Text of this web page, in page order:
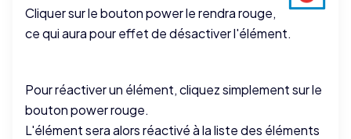
Cliquer sur le bouton power le rendra rouge,
ce qui aura pour effet de désactiver l'élément.
Pour réactiver un élément, cliquez simplement sur le
bouton power rouge.
L'élément sera alors réactivé à la liste des éléments